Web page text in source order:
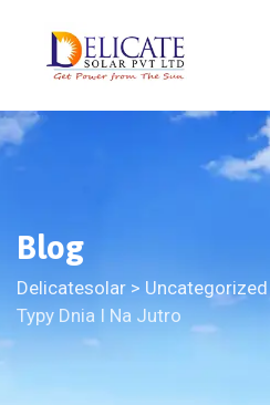
Blog
Delicatesolar > Uncategorized
Typy Dnia I Na Jutro